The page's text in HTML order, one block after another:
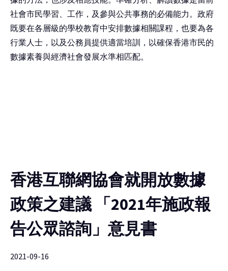
社會市民學習、工作，及參與公共事務的必備能力。政府
既要在各層級的學校教育中安排數據相關課程，也要為各
行業人士，以及公務員提供適當培訓，以確保香港市民的
數據素養與經濟社會發展水準相匹配。
香港互聯網協會就開放數據
政策之建議 「2021年施政報
告公眾諮詢」意見書
2021-09-16